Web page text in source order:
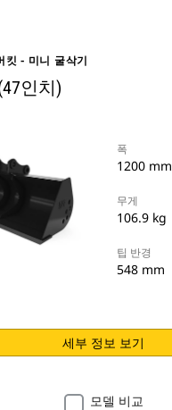
킷 - 미니 굴삭기
인치)
폭
1200 mm
무게
106.9 kg
팁 반경
548 mm
세부 정보 보기
모델 비교